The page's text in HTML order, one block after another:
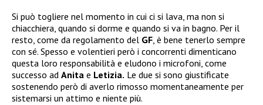
Si può togliere nel momento in cui ci si lava, ma non si
chiacchiera, quando si dorme e quando si va in bagno. Per il
resto, come da regolamento del GF, è bene tenerlo sempre
con sé. Spesso e volentieri però i concorrenti dimenticano
questa loro responsabilità e eludono i microfoni, come
successo ad Anita e Letizia. Le due si sono giustificate
sostenendo però di averlo rimosso momentaneamente per
sistemarsi un attimo e niente più.